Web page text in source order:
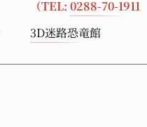
（TEL: 0288-70-1911
3D迷路恐竜館